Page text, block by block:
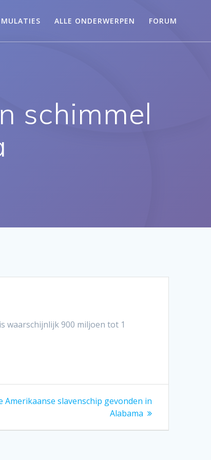
ALLE ONDERWERPEN FORUM
schimmel
waarschijnlijk 900 miljoen tot 1
Amerikaanse slavenschip gevonden in
Alabama